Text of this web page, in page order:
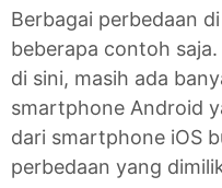
Berbagai perbedaan
beberapa contoh
di sini, masih ada
smartphone Android
dari smartphone iOS
perbedaan yang